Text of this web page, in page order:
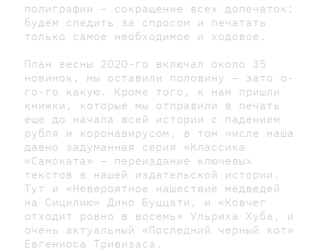
полиграфии – сокращение всех допечаток:
будем следить за спросом и печатать
только самое необходимое и ходовое.
План весны 2020-го включал около 35
новинок, мы оставили половину – зато о-
го-го какую. Кроме того, к нам пришли
книжки, которые мы отправили в печать
еще до начала всей истории с падением
рубля и коронавирусом, в том числе наша
давно задуманная серия «Классика
«Самоката» – переиздание ключевых
текстов в нашей издательской истории.
Тут и «Невероятное нашествие медведей
на Сицилию» Дино Буццати, и «Ковчег
отходит ровно в восемь» Ульриха Хуба, и
очень актуальный «Последний черный кот»
Евгениоса Тривизаса.